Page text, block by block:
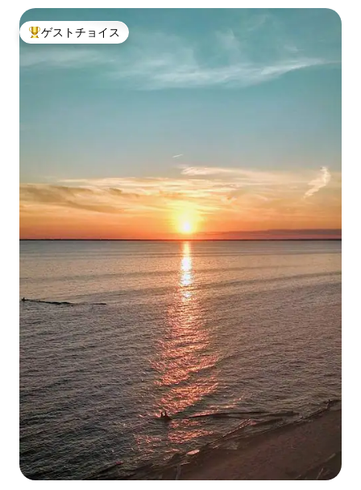
大好評のゲストチョイスです。
ゲストチョイス